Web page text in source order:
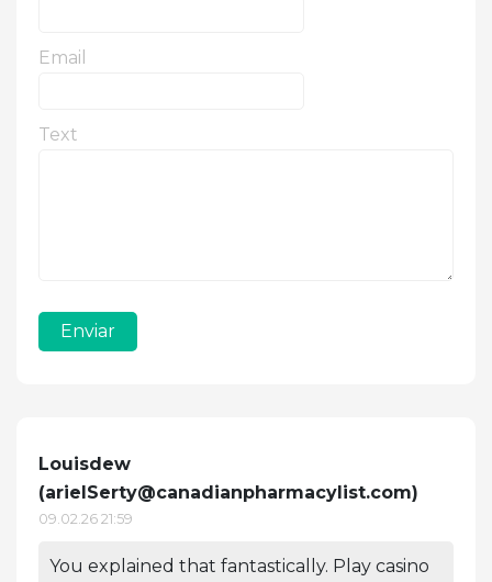
Email
Text
Enviar
Louisdew
(arielSerty@canadianpharmacylist.com)
09.02.26 21:59
You explained that fantastically. Play casino